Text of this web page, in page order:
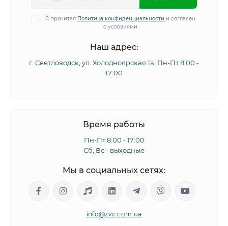
Я прочитал Политика конфиденциальности и согласен
с условиями
Наш адрес:
г. Светловодск, ул. Холодноярская 1а, Пн-Пт 8:00 -
17:00
Время работы
Пн-Пт 8:00 - 17:00
Сб, Вс - выходные
Мы в социальных сетях:
info@zvc.com.ua